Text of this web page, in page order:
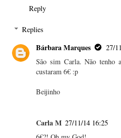
Reply
Replies
Bárbara Marques
27/
São sim Carla. Não tenho
custaram 6€ :p
Beijinho
Carla M 27/11/14 16:25